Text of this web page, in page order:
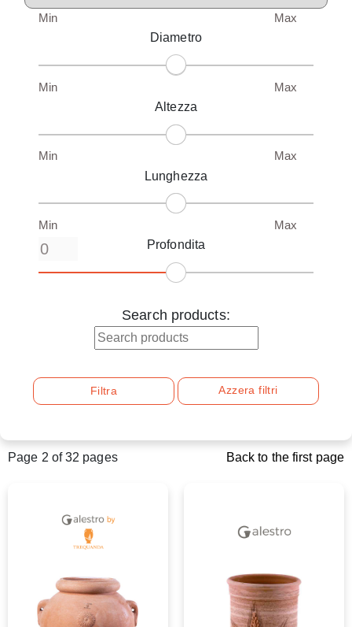
Diametro
Min Max
Altezza
Min Max
Lunghezza
Min Max
Profondita
Min Max
Search products:
Filtra Azzera filtri
Page 2 of 32 pages Back to the first page